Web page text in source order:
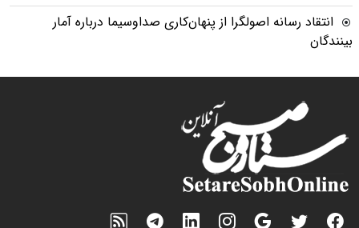
انتقاد رسانه اصولگرا از پنهان‌کاری صداوسیما درباره آمار
بینندگان